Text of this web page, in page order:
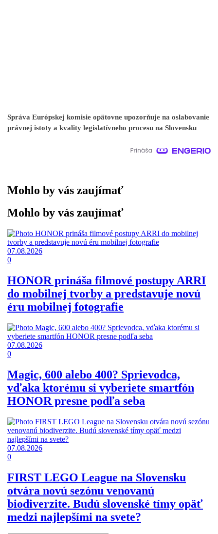
Správa Európskej komisie opätovne upozorňuje na oslabovanie
právnej istoty a kvality legislatívneho procesu na Slovensku
Mohlo by vás zaujímať
Mohlo by vás zaujímať
07.08.2026
0
HONOR prináša filmové postupy ARRI
do mobilnej tvorby a predstavuje novú
éru mobilnej fotografie
07.08.2026
0
Magic, 600 alebo 400? Sprievodca,
vďaka ktorému si vyberiete smartfón
HONOR presne podľa seba
07.08.2026
0
FIRST LEGO League na Slovensku
otvára novú sezónu venovanú
biodiverzite. Budú slovenské tímy opäť
medzi najlepšími na svete?